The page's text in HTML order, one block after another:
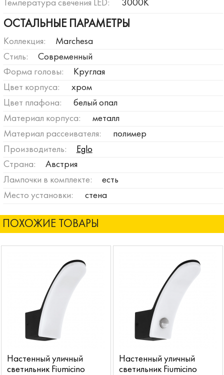
Температура свечения LED: 3000К
ОСТАЛЬНЫЕ ПАРАМЕТРЫ
Коллекция:
Marchesa
Стиль:
Современный
Форма головы:
Круглая
Цвет корпуса:
хром
Цвет плафона:
белый опал
Материал корпуса:
металл
Материал рассеивателя:
полимер
Производитель:
Eglo
Страна:
Австрия
Лампочки в комплекте:
есть
Место установки:
стена
ПОХОЖИЕ ТОВАРЫ
Настенный уличный
светильник Fiumicino
Настенный уличный
светильник Fiumicino